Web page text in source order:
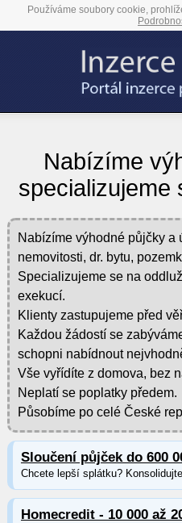
Používáme soubory cookie,
Nabízíme
specializujeme
Nabízíme výhodné půjčky a
nemovitosti, dr. bytu,
Specializujeme se na
exekucí.
Klienty zastupujeme před
Každou žádostí se
schopni nabídnout
Vše vyřídíte z domova, bez
Neplatí se poplatky předem.
Působíme po celé České
Sloučení půjček do 600
Chcete lepší splátku?
Homecredit - 10 000 až